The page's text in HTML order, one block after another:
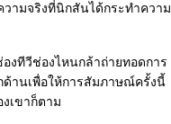
วามจริงที่นิกสันได้กระทำความ
งทีวีช่องไหนกล้าถ่ายทอดการ
ด้านเพื่อให้การสัมภาษณ์ครั้งนี้
เขาก็ตาม